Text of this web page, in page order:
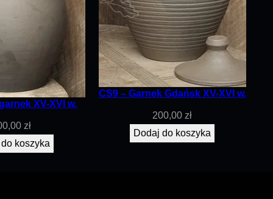
XV-XVI w.
zł
koszyka
CS9 – Garnek Gdańsk XV-XVI w.
200,00 zł
Dodaj do koszyka